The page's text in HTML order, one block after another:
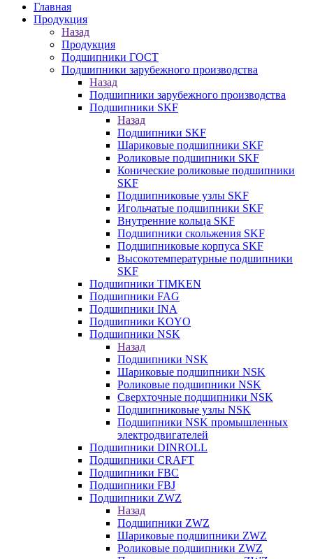
Главная
Продукция
Назад
Продукция
Подшипники ГОСТ
Подшипники зарубежного производства
Назад
Подшипники зарубежного производства
Подшипники SKF
Назад
Подшипники SKF
Шариковые подшипники SKF
Роликовые подшипники SKF
Конические роликовые подшипники
SKF
Подшипниковые узлы SKF
Игольчатые подшипники SKF
Внутренние кольца SKF
Подшипники скольжения SKF
Подшипниковые корпуса SKF
Высокотемпературные подшипники
SKF
Подшипники TIMKEN
Подшипники FAG
Подшипники INA
Подшипники KOYO
Подшипники NSK
Назад
Подшипники NSK
Шариковые подшипники NSK
Роликовые подшипники NSK
Сверхточные подшипники NSK
Подшипниковые узлы NSK
Подшипники NSK промышленных
электродвигателей
Подшипники DINROLL
Подшипники CRAFT
Подшипники FBC
Подшипники FBJ
Подшипники ZWZ
Назад
Подшипники ZWZ
Шариковые подшипники ZWZ
Роликовые подшипники ZWZ